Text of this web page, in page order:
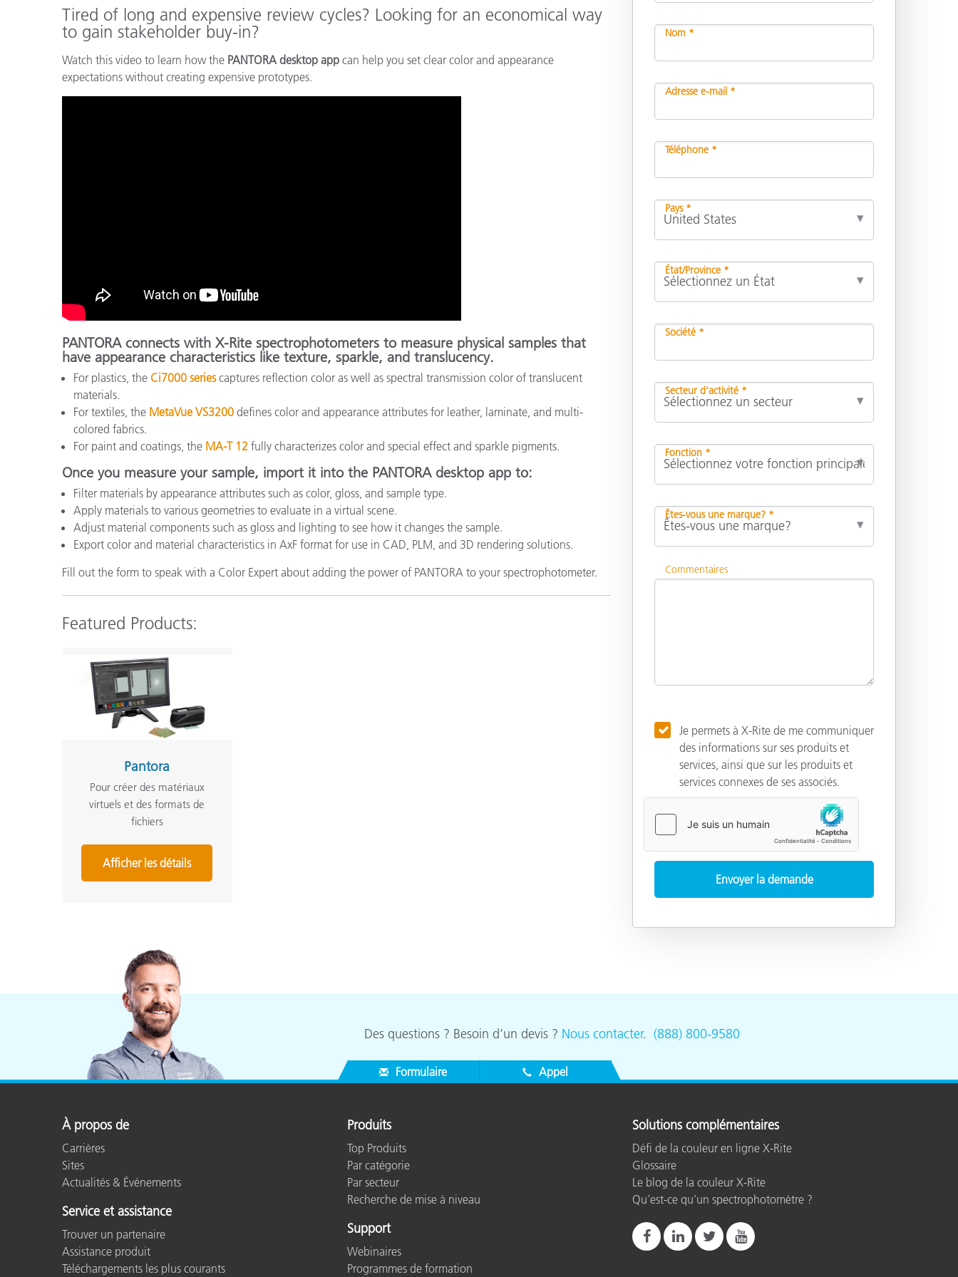
Plastiques
Cosmétiques
Matériaux de Construction
Tired of long and expensive review cycles? Looking for an economical way
to gain stakeholder buy-in?
Watch this video to learn how the PANTORA desktop app can help you set clear color and appearance
expectations without creating expensive prototypes.
PANTORA connects with X-Rite spectrophotometers to measure physical samples that
have appearance characteristics like texture, sparkle, and translucency.
For plastics, the Ci7000 seriescaptures reflection color as well as spectral transmission color of translucent
materials.
For textiles, the MetaVue VS3200 defines color and appearance attributes for leather, laminate, and multi-
colored fabrics.
For paint and coatings, the MA-T 12 fully characterizes color and special effect and sparkle pigments.
Once you measure your sample, import it into the PANTORA desktop app to:
Filter materials by appearance attributes such as color, gloss, and sample type.
Apply materials to various geometries to evaluate in a virtual scene.
Adjust material components such as gloss and lighting to see how it changes the sample.
Export color and material characteristics in AxF format for use in CAD, PLM, and 3D rendering solutions.
Fill out the form to speak with a Color Expert about adding the power of PANTORA to your spectrophotometer.
Featured Products:
Pantora
Pour créer des matériaux
virtuels et des formats de
fichiers
Afficher les détails
Nom *
Adresse e-mail *
Téléphone *
Pays *
État/Province *
Société *
Secteur d’activité *
Fonction *
Êtes-vous une marque? *
Commentaires
Je permets à X-Rite de me communiquer
des informations sur ses produits et
services, ainsi que sur les produits et
services connexes de ses associés.
Des questions ? Besoin d’un devis ? Nous contacter. (888) 800-9580
Formulaire Appel
À propos de
Carrières
Sites
Actualités & Événements
Service et assistance
Trouver un partenaire
Assistance produit
Téléchargements les plus courants
Produits
Top Produits
Par catégorie
Par secteur
Recherche de mise à niveau
Support
Webinaires
Programmes de formation
Solutions complémentaires
Défi de la couleur en ligne X-Rite
Glossaire
Le blog de la couleur X-Rite
Qu’est-ce qu’un spectrophotomètre ?